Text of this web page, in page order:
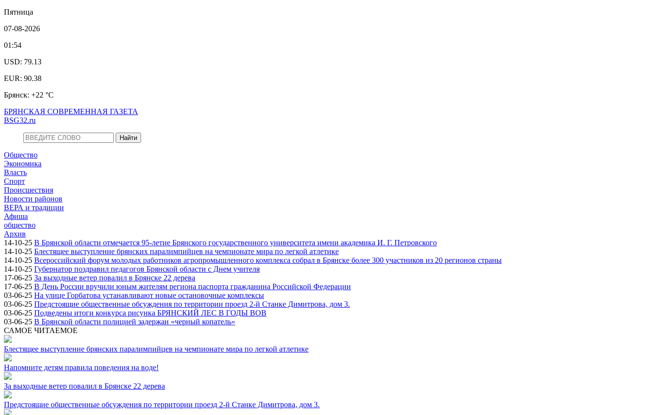
Пятница
07-08-2026
01:54
USD: 79.13
EUR: 90.38
Брянск: +22 °С
БРЯНСКАЯ СОВРЕМЕННАЯ ГАЗЕТА
BSG32.ru
Общество
Экономика
Власть
Спорт
Происшествия
Новости районов
ВЕРА и традиции
Афиша
общество
Архив
14-10-25 В Брянской области отмечается 95-летие Брянского государственного университета имени академика И. Г. Петровского
14-10-25 Блестящее выступление брянских паралимпийцев на чемпионате мира по легкой атлетике
14-10-25 Всероссийский форум молодых работников агропромышленного комплекса собрал в Брянске более 300 участников из 20 регионов страны
14-10-25 Губернатор поздравил педагогов Брянской области с Днем учителя
17-06-25 За выходные ветер повалил в Брянске 22 дерева
17-06-25 В День России вручили юным жителям региона паспорта гражданина Российской Федерации
03-06-25 На улице Горбатова устанавливают новые остановочные комплексы
03-06-25 Предстоящие общественные обсуждения по территории проезд 2-й Станке Димитрова, дом 3.
03-06-25 Подведены итоги конкурса рисунка БРЯНСКИЙ ЛЕС В ГОДЫ ВОВ
03-06-25 В Брянской области полицией задержан «черный копатель»
САМОЕ ЧИТАЕМОЕ
Блестящее выступление брянских паралимпийцев на чемпионате мира по легкой атлетике
Напомните детям правила поведения на воде!
За выходные ветер повалил в Брянске 22 дерева
Предстоящие общественные обсуждения по территории проезд 2-й Станке Димитрова, дом 3.